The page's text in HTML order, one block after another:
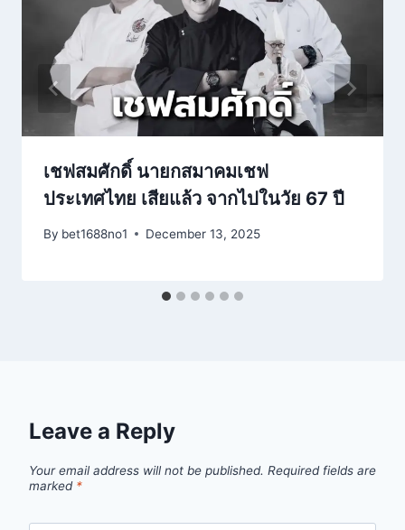
เชฟสมศักดิ์ นายกสมาคมเชฟ
ประเทศไทย เสียแล้ว จากไปในวัย 67 ปี
By bet1688no1 December 13, 2025
Leave a Reply
Your email address will not be published. Required fields are
marked *